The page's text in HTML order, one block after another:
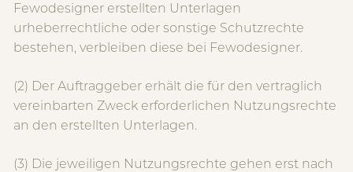
Fewodesigner erstellten Unterlagen
urheberrechtliche oder sonstige Schutzrechte
bestehen, verbleiben diese bei Fewodesigner.
(2) Der Auftraggeber erhält die für den vertraglich
vereinbarten Zweck erforderlichen Nutzungsrechte
an den erstellten Unterlagen.
(3) Die jeweiligen Nutzungsrechte gehen erst nach